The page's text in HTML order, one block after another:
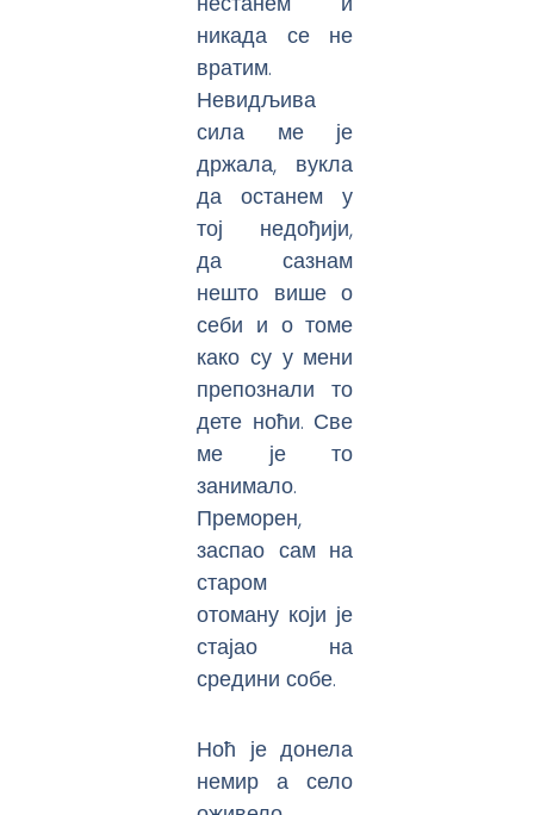
никада се не
вратим.
Невидљива
сила ме је
држала, вукла
да останем у
тој недођији,
да сазнам
нешто више о
себи и о томе
како су у мени
препознали то
дете ноћи. Све
ме је то
занимало.
Преморен,
заспао сам на
старом
отоману који је
стајао на
средини собе.
Ноћ је донела
немир а село